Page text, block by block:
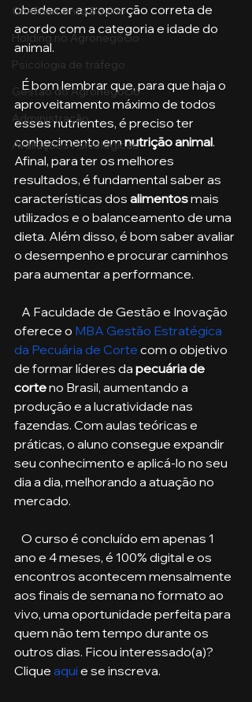
Confinamento Bovino
Holding no Agronegócio
Psicologia de tráfego
Gestão do Agronegócio
Administração
Avaliações Psicológicas
obedecer a proporção correta de
acordo com a categoria e idade do
animal.
   É bom lembrar que, para que haja o
aproveitamento máximo de todos
esses nutrientes, é preciso ter
conhecimento em nutrição animal.
Afinal, para ter os melhores
resultados, é fundamental saber as
características dos alimentos mais
utilizados e o balanceamento de uma
dieta. Além disso, é bom saber avaliar
o desempenho e procurar caminhos
para aumentar a performance.
oferece o MBA Gestão Estratégica
da Pecuária de Corte com o objetivo
de formar líderes da pecuária de
corte no Brasil, aumentando a
produção e a lucratividade nas
fazendas. Com aulas teóricas e
práticas, o aluno consegue expandir
seu conhecimento e aplicá-lo no seu
dia a dia, melhorando a atuação no
mercado.
ano e 4 meses, é 100% digital e os
encontros acontecem mensalmente
aos finais de semana no formato ao
vivo, uma oportunidade perfeita para
quem não tem tempo durante os
outros dias. Ficou interessado(a)?
Clique aqui e se inscreva.